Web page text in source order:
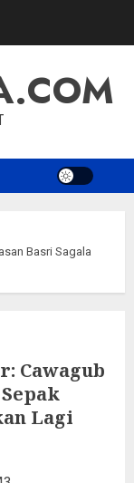
Basri Sagala
Cawagub
Lagi